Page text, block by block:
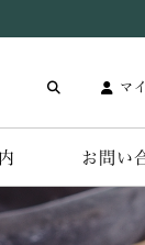
マ
お問い